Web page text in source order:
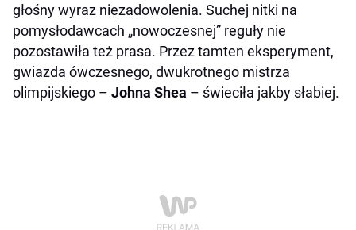
głośny wyraz niezadowolenia. Suchej nitki na
pomysłodawcach „nowoczesnej” reguły nie
pozostawiła też prasa. Przez tamten eksperyment,
gwiazda ówczesnego, dwukrotnego mistrza
olimpijskiego – Johna Shea – świeciła jakby słabiej.